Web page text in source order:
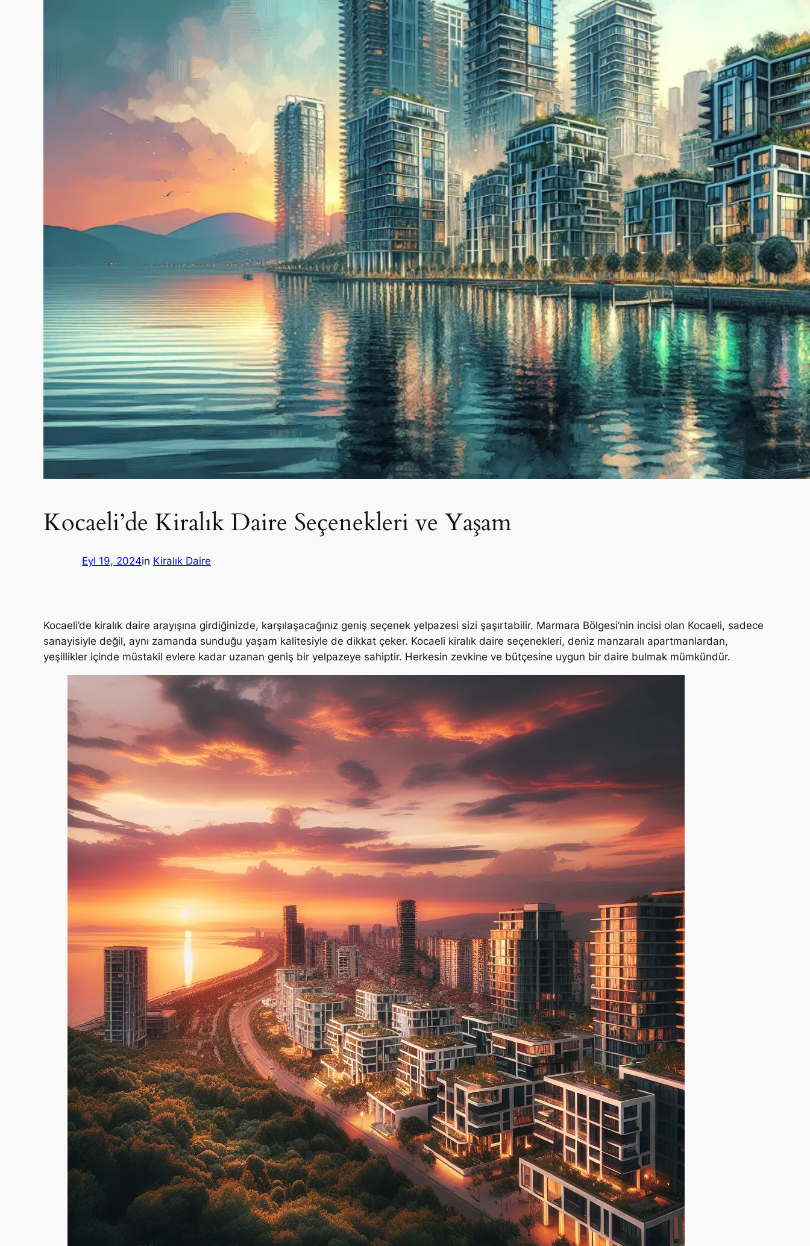
Kocaeli’de Kiralık Daire Seçenekleri ve Yaşam
Eyl 19, 2024in Kiralık Daire
Kocaeli’de kiralık daire arayışına girdiğinizde, karşılaşacağınız geniş seçenek yelpazesi sizi şaşırtabilir. Marmara Bölgesi’nin incisi olan Kocaeli, sadece
sanayisiyle değil, aynı zamanda sunduğu yaşam kalitesiyle de dikkat çeker. Kocaeli kiralık daire seçenekleri, deniz manzaralı apartmanlardan,
yeşillikler içinde müstakil evlere kadar uzanan geniş bir yelpazeye sahiptir. Herkesin zevkine ve bütçesine uygun bir daire bulmak mümkündür.